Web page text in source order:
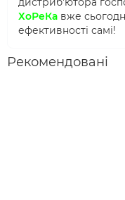
ХоРеКа вже
ефективності самі!
Рекомендовані